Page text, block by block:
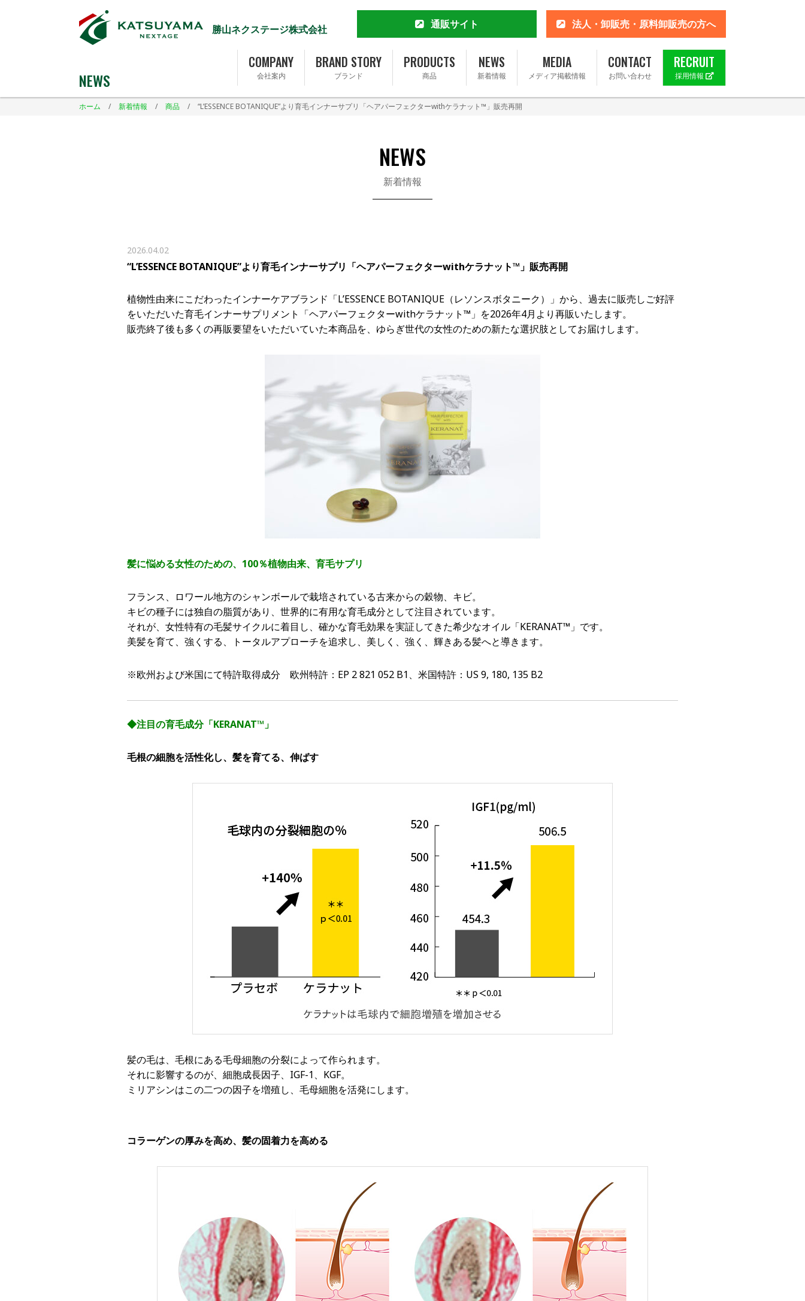
勝山ネクステージ株式会社
NEWS
通販サイト
公式通販サイト
楽天市場店
Yahoo!ショッピング店
Amazon
Amazonふるさと納税
法人・卸販売・原料卸販売の方へ
COMPANY
会社案内
BRAND STORY
ブランド
PRODUCTS
商品
NEWS
新着情報
MEDIA
メディア掲載情報
CONTACT
お問い合わせ
RECRUIT
採用情報
ホーム / 新着情報 / 商品 / “L’ESSENCE BOTANIQUE”より育毛インナーサプリ「ヘアパーフェクターwithケラナット™」販売再開
NEWS
新着情報
2026.04.02
“L’ESSENCE BOTANIQUE”より育毛インナーサプリ「ヘアパーフェクターwithケラナット™」販売再開
植物性由来にこだわったインナーケアブランド「L’ESSENCE BOTANIQUE（レソンスボタニーク）」から、過去に販売しご好評
をいただいた育毛インナーサプリメント「ヘアパーフェクターwithケラナット™」を2026年4月より再販いたします。
販売終了後も多くの再販要望をいただいていた本商品を、ゆらぎ世代の女性のための新たな選択肢としてお届けします。
髪に悩める女性のための、100％植物由来、育毛サプリ
フランス、ロワール地方のシャンボールで栽培されている古来からの穀物、キビ。
キビの種子には独自の脂質があり、世界的に有用な育毛成分として注目されています。
それが、女性特有の毛髪サイクルに着目し、確かな育毛効果を実証してきた希少なオイル「KERANAT™」です。
美髪を育て、強くする、トータルアプローチを追求し、美しく、強く、輝きある髪へと導きます。
※欧州および米国にて特許取得成分 欧州特許：EP 2 821 052 B1、米国特許：US 9, 180, 135 B2
◆注目の育毛成分「KERANAT™」
毛根の細胞を活性化し、髪を育てる、伸ばす
髪の毛は、毛根にある毛母細胞の分裂によって作られます。
それに影響するのが、細胞成長因子、IGF-1、KGF。
ミリアシンはこの二つの因子を増殖し、毛母細胞を活発にします。
コラーゲンの厚みを高め、髪の固着力を高める